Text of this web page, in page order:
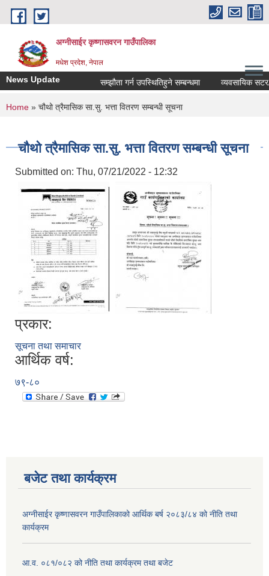
Skip to main content
अग्नीसाईर कृष्णासवरन गाउँपालिका
मधेश प्रदेश, नेपाल
News Update सम्झौता गर्न उपस्थितिहुने सम्बन्धमा व्यवसायिक सटर/
You are here
Home » चौथो त्रैमासिक सा.सु. भत्ता वितरण सम्बन्धी सूचना
चौथो त्रैमासिक सा.सु. भत्ता वितरण सम्बन्धी सूचना
Submitted on: Thu, 07/21/2022 - 12:32
प्रकार:
सूचना तथा समाचार
आर्थिक वर्ष:
७९-८०
बजेट तथा कार्यक्रम
अग्नीसाईर कृष्णासवरन गाउँपालिकाको आर्थिक बर्ष २०८३/८४ को नीति तथा
कार्यक्रम
आ.व. ०८१/०८२ को नीति तथा कार्यक्रम तथा बजेट